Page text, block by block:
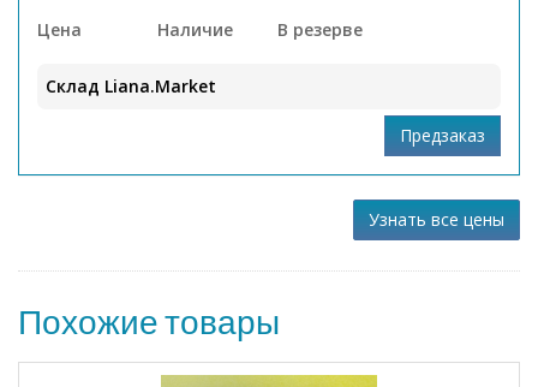
Цена Наличие В резерве
Склад Liana.Market
Узнать все цены
Похожие товары